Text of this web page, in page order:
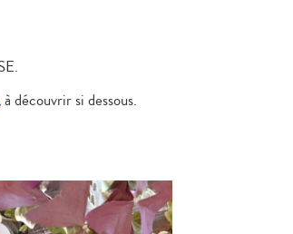
à découvrir si dessous.